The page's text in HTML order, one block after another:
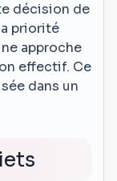
décision de
priorité
approche
effectif. Ce
dans un